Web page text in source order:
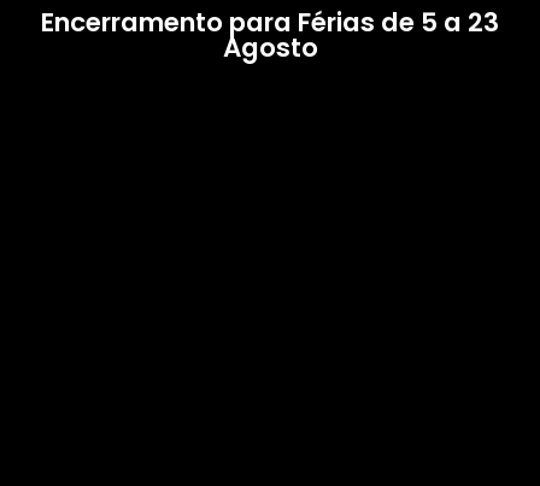
Encerramento para Férias de 5 a 23
Agosto